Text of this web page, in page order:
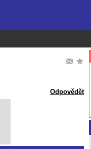
Odpovědět